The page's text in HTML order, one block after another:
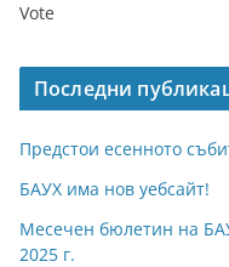
Vote
Последни
Предстои есенното
БАУХ има нов уебсайт!
Месечен бюлетин на
2025 г.